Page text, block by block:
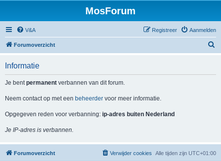
MosForum
V&A Aanmelden
Registreer
Forumoverzicht
Informatie
Je bentpermanent verbannen van dit forum.
Neem contact op met een beheerder voor meer informatie.
Opgegeven reden voor verbanning: ip-adres buiten Nederland
Je IP-adres is verbannen.
Forumoverzicht Alle tijden zijn UTC+01:00
Verwijder cookies